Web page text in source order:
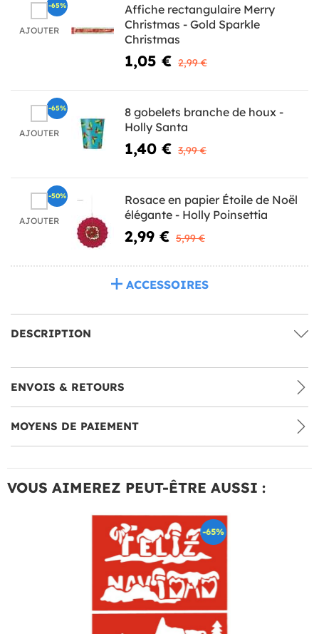
AJOUTER
Affiche rectangulaire Merry
Christmas - Gold Sparkle
Christmas
1,05 € 2,99 €
-65%
AJOUTER
8 gobelets branche de houx -
Holly Santa
1,40 € 3,99 €
-65%
AJOUTER
Rosace en papier Étoile de Noël
élégante - Holly Poinsettia
2,99 € 5,99 €
-50%
ACCESSOIRES
DESCRIPTION
ENVOIS & RETOURS
MOYENS DE PAIEMENT
VOUS AIMEREZ PEUT-ÊTRE AUSSI :
-65%